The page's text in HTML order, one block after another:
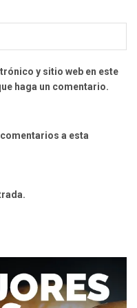
y sitio web en este
haga un comentario.
a esta